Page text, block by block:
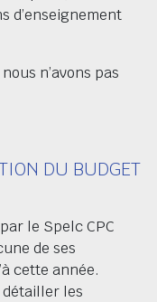
d’enseignement
n’avons pas
DU BUDGET
le Spelc CPC
de ses
cette année.
détailler les